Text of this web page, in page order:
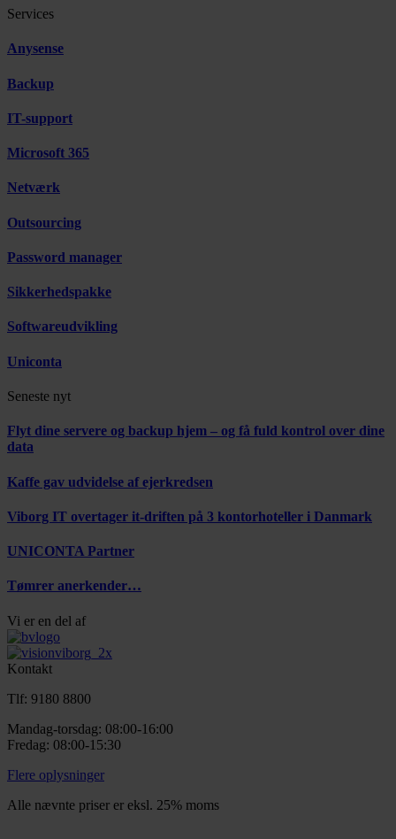
Services
Anysense
Backup
IT-support
Microsoft 365
Netværk
Outsourcing
Password manager
Sikkerhedspakke
Softwareudvikling
Uniconta
Seneste nyt
Flyt dine servere og backup hjem – og få fuld kontrol over dine
data
Kaffe gav udvidelse af ejerkredsen
Viborg IT overtager it-driften på 3 kontorhoteller i Danmark
UNICONTA Partner
Tømrer anerkender…
Vi er en del af
Kontakt
Tlf: 9180 8800
Mandag-torsdag: 08:00-16:00
Fredag: 08:00-15:30
Flere oplysninger
Alle nævnte priser er eksl. 25% moms